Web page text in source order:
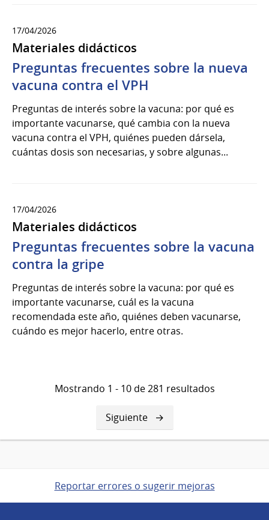
17/04/2026
Materiales didácticos
Preguntas frecuentes sobre la nueva
vacuna contra el VPH
Preguntas de interés sobre la vacuna: por qué es
importante vacunarse, qué cambia con la nueva
vacuna contra el VPH, quiénes pueden dársela,
cuántas dosis son necesarias, y sobre algunas...
17/04/2026
Materiales didácticos
Preguntas frecuentes sobre la vacuna
contra la gripe
Preguntas de interés sobre la vacuna: por qué es
importante vacunarse, cuál es la vacuna
recomendada este año, quiénes deben vacunarse,
cuándo es mejor hacerlo, entre otras.
Mostrando 1 - 10 de 281 resultados
Siguiente
página
Siguiente
Reportar errores o sugerir mejoras